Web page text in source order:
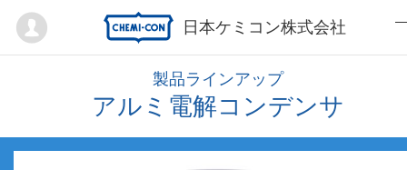
日本ケミコン株式会社
Mypage
製品ラインアップ
アルミ電解コンデンサ